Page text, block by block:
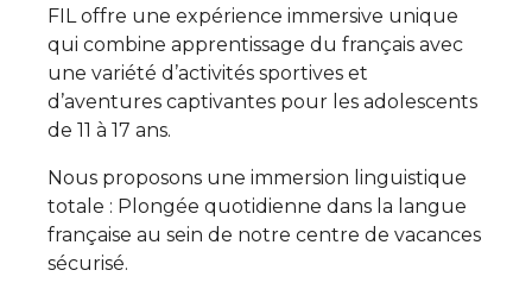
FIL offre une expérience immersive unique
qui combine apprentissage du français avec
une variété d’activités sportives et
d’aventures captivantes pour les adolescents
de 11 à 17 ans.
Nous proposons une immersion linguistique
totale : Plongée quotidienne dans la langue
française au sein de notre centre de vacances
sécurisé.